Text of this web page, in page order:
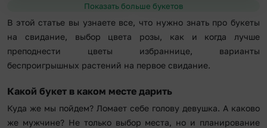
Показать больше букетов
В этой статье вы узнаете все, что нужно знать про букеты
на свидание, выбор цвета розы, как и когда лучше
преподнести цветы избраннице, варианты
беспроигрышных растений на первое свидание.
Какой букет в каком месте дарить
Куда же мы пойдем? Ломает себе голову девушка. А каково
же мужчине? Не только выбор места, но и планирование